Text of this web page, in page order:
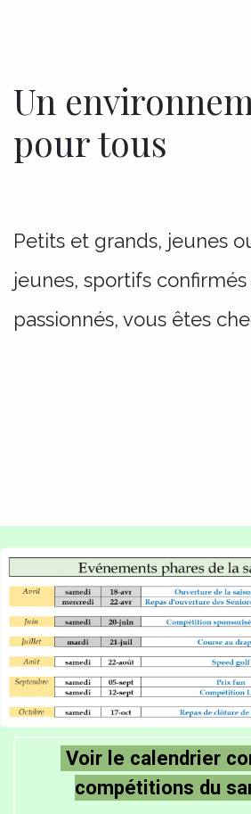
Un
pour tous
Petits et grands, jeunes
jeunes, sportifs
passionnés, vous êtes
Voir le calendrier
compétitions du